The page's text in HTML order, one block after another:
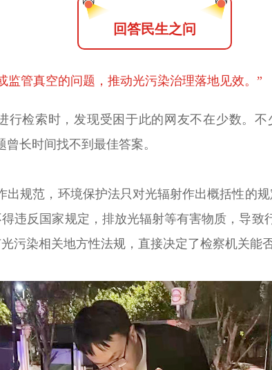
回答民生之问
监管真空的问题，推动光污染治理落地见效。”
行检索时，发现受困于此的网友不在少数。
长时间找不到最佳答案。
出规范，环境保护法只对光辐射作出概括性的
违反国家规定，排放光辐射等有害物质，导
污染相关地方性法规，直接决定了检察机关能